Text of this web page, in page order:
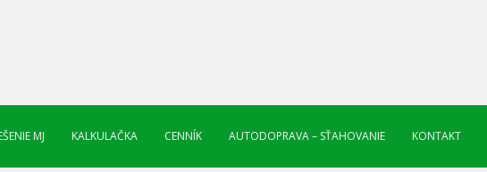
MJ KALKULAČKA CENNÍK AUTODOPRAVA – SŤAHOVANIE KONTAKT